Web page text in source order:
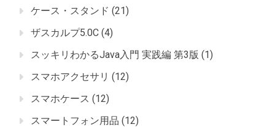
ケース・スタンド (21)
ザスカルプ5.0C (4)
スッキリわかるJava入門 実践編 第3版 (1)
スマホアクセサリ (12)
スマホケース (12)
スマートフォン用品 (12)